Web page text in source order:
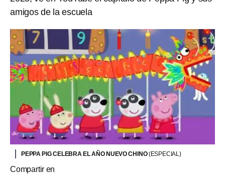
amigos de la escuela
PEPPA PIG CELEBRA EL AÑO NUEVO CHINO(ESPECIAL)
Compartir en